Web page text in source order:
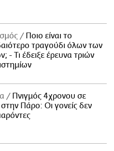
Ποιο είναι το
τραγούδι όλων των
- Τι έδειξε έρευνα τριών
Πνιγμός 4χρονου σε
στην Πάρο: Οι γονείς δεν